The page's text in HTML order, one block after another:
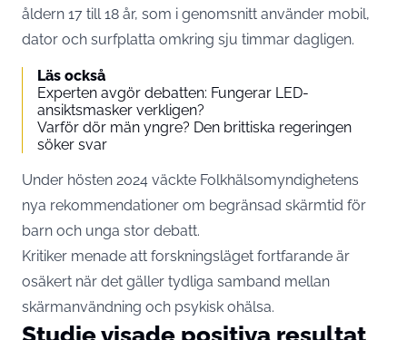
åldern 17 till 18 år, som i genomsnitt använder mobil,
dator och surfplatta omkring sju timmar dagligen.
Läs också
Experten avgör debatten: Fungerar LED-
ansiktsmasker verkligen?
Varför dör män yngre? Den brittiska regeringen
söker svar
Under hösten 2024 väckte Folkhälsomyndighetens
nya rekommendationer om begränsad skärmtid för
barn och unga stor debatt.
Kritiker menade att forskningsläget fortfarande är
osäkert när det gäller tydliga samband mellan
skärmanvändning och psykisk ohälsa.
Studie visade positiva resultat